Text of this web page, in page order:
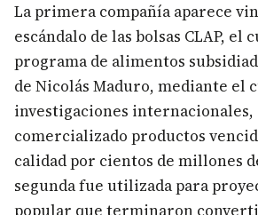
La primera compañía aparece
escándalo de las bolsas CLAP, el
programa de alimentos
de Nicolás Maduro, mediante el
investigaciones internacionales,
comercializado productos
calidad por cientos de millones
segunda fue utilizada para
popular que terminaron